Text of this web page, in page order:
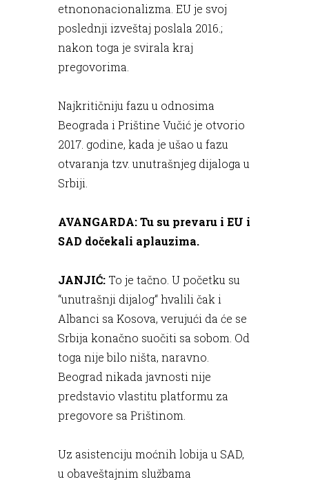
etnononacionalizma. EU je svoj
poslednji izveštaj poslala 2016.;
nakon toga je svirala kraj
pregovorima.
Najkritičniju fazu u odnosima
Beograda i Prištine Vučić je otvorio
2017. godine, kada je ušao u fazu
otvaranja tzv. unutrašnjeg dijaloga u
Srbiji.
AVANGARDA: Tu su prevaru i EU i
SAD dočekali aplauzima.
JANJIĆ: To je tačno. U početku su
“unutrašnji dijalog“ hvalili čak i
Albanci sa Kosova, verujući da će se
Srbija konačno suočiti sa sobom. Od
toga nije bilo ništa, naravno.
Beograd nikada javnosti nije
predstavio vlastitu platformu za
pregovore sa Prištinom.
Uz asistenciju moćnih lobija u SAD,
u obaveštajnim službama